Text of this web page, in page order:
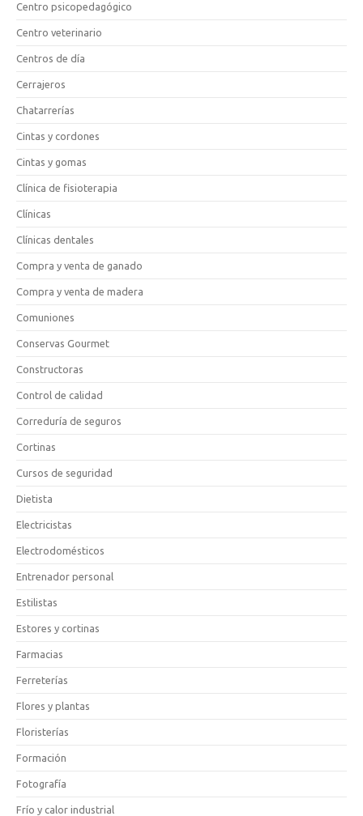
Centro psicopedagógico
Centro veterinario
Centros de día
Cerrajeros
Chatarrerías
Cintas y cordones
Cintas y gomas
Clínica de fisioterapia
Clínicas
Clínicas dentales
Compra y venta de ganado
Compra y venta de madera
Comuniones
Conservas Gourmet
Constructoras
Control de calidad
Correduría de seguros
Cortinas
Cursos de seguridad
Dietista
Electricistas
Electrodomésticos
Entrenador personal
Estilistas
Estores y cortinas
Farmacias
Ferreterías
Flores y plantas
Floristerías
Formación
Fotografía
Frío y calor industrial